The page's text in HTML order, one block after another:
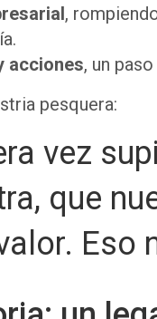
,
acciones, un
pesquera:
vez
que
Eso